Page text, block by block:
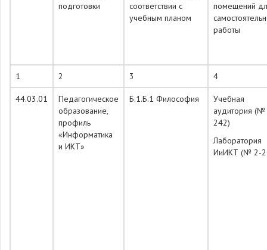
подготовки
соответствии с
учебным планом
помещений
работы
1 2 3 4
44.03.01
Педагогическое
образование,
профиль
«Информатика
и ИКТ»
Б.1.Б.1 Философия
Учебная
аудитория
242)
Лаборатория
ИиИКТ (№ 2-